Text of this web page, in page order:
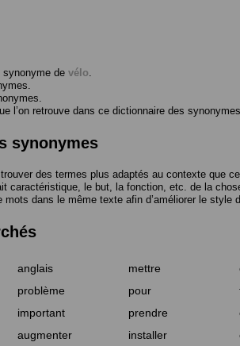
synonyme de vélo
l’on retrouve dans ce dictionnaire des
synonymes
des termes plus adaptés au contexte que
caractéristique, le but, la fonction, etc. de la
mots dans le même texte afin d’améliorer le style
anglais mettre
problème pour
important prendre
augmenter installer